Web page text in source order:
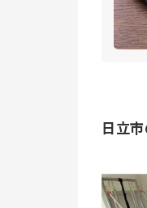
日立